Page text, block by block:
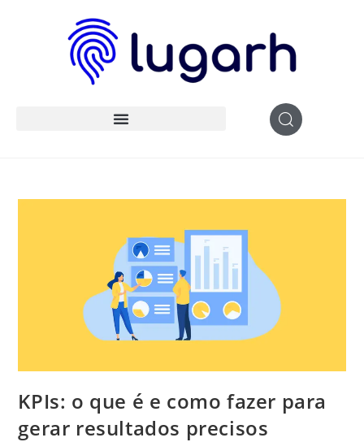
KPIs: o que é e como fazer para
gerar resultados precisos